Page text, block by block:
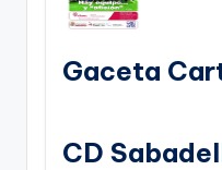
Gaceta
CD